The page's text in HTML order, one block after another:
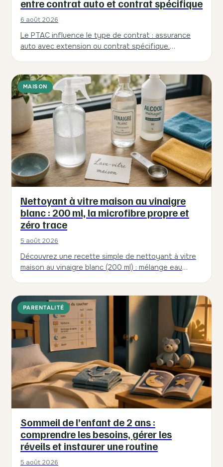
entre contrat auto et contrat spécifique
6 août 2026
Le PTAC influence le type de contrat : assurance
auto avec extension ou contrat spécifique.
MAISON
Nettoyant à vitre maison au vinaigre
blanc : 200 ml, la microfibre propre et
zéro trace
5 août 2026
Découvrez une recette simple de nettoyant à vitre
maison au vinaigre blanc (200 ml) : mélange eau
PARENTALITÉ
Sommeil de l’enfant de 2 ans :
comprendre les besoins, gérer les
réveils et instaurer une routine
5 août 2026